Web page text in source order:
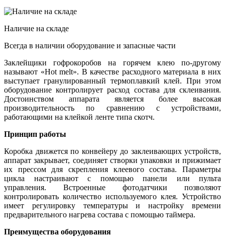
Наличие на складе
Всегда в наличии оборудование и запасные части
Заклейщики гофрокоробов на горячем клею по-другому
называют «Hot melt». В качестве расходного материала в них
выступает гранулированный термоплавкий клей. При этом
оборудование контролирует расход состава для склеивания.
Достоинством аппарата является более высокая
производительность по сравнению с устройствами,
работающими на клейкой ленте типа скотч.
Принцип работы
Коробка движется по конвейеру до заклеивающих устройств,
аппарат закрывает, соединяет створки упаковки и прижимает
их прессом для скрепления клеевого состава. Параметры
цикла настраивают с помощью панели или пульта
управления. Встроенные фотодатчики позволяют
контролировать количество используемого клея. Устройство
имеет регулировку температуры и настройку времени
предварительного нагрева состава с помощью таймера.
Преимущества оборудования